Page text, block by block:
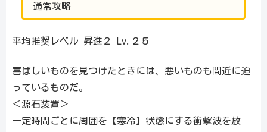
通常攻略
平均推奨レベル 昇進２ Lv.２５
喜ばしいものを見つけたときには、悪いものも間近に迫
っているものだ。
＜源石装置＞
一定時間ごとに周囲を【寒冷】状態にする衝撃波を放